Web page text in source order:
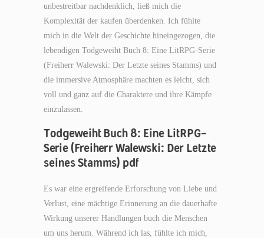
unbestreitbar nachdenklich, ließ mich die
Komplexität der kaufen überdenken. Ich fühlte
mich in die Welt der Geschichte hineingezogen, die
lebendigen Todgeweiht Buch 8: Eine LitRPG-Serie
(Freiherr Walewski: Der Letzte seines Stamms) und
die immersive Atmosphäre machten es leicht, sich
voll und ganz auf die Charaktere und ihre Kämpfe
einzulassen.
Todgeweiht Buch 8: Eine LitRPG-
Serie (Freiherr Walewski: Der Letzte
seines Stamms) pdf
Es war eine ergreifende Erforschung von Liebe und
Verlust, eine mächtige Erinnerung an die dauerhafte
Wirkung unserer Handlungen buch die Menschen
um uns herum. Während ich las, fühlte ich mich,